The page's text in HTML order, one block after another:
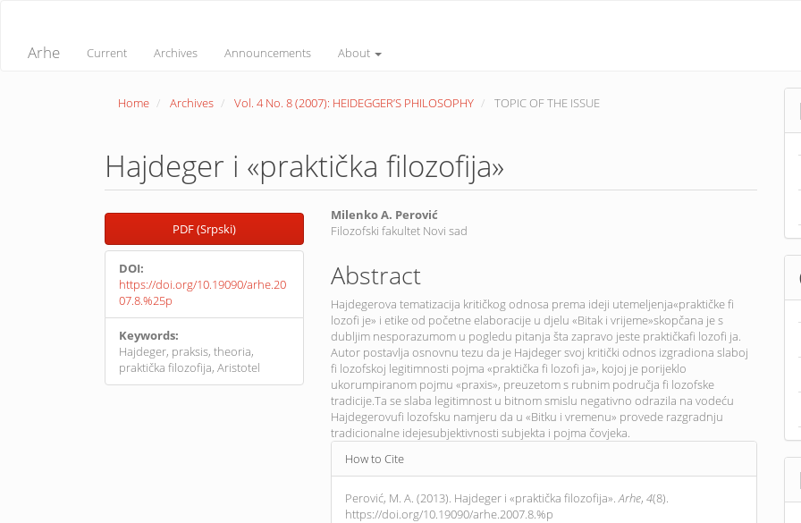
Arhe Current Archives Announcements About
Home Archives Vol. 4 No. 8 (2007): HEIDEGGER’S PHILOSOPHY TOPIC OF THE ISSUE
Hajdeger i «praktička filozofija»
Article
SidebarPDF (Srpski)
DOI:
https://doi.org/10.19090/arhe.20
07.8.%25p
Keywords:
Hajdeger, praksis, theoria,
praktička filozofija, Aristotel
Main
Article
Content
Milenko A. Perović
Filozofski fakultet Novi sad
Abstract
Hajdegerova tematizacija kritičkog odnosa prema ideji utemeljenja«praktičke fi
lozofi je» i etike od početne elaboracije u djelu «Bitak i vrijeme»skopčana je s
dubljim nesporazumom u pogledu pitanja šta zapravo jeste praktičkafi lozofi ja.
Autor postavlja osnovnu tezu da je Hajdeger svoj kritički odnos izgradiona slaboj
fi lozofskoj legitimnosti pojma «praktička fi lozofi ja», kojoj je porijeklo
ukorumpiranom pojmu «praxis», preuzetom s rubnim područja fi lozofske
tradicije.Ta se slaba legitimnost u bitnom smislu negativno odrazila na vodeću
Hajdegerovufi lozofsku namjeru da u «Bitku i vremenu» provede razgradnju
tradicionalne idejesubjektivnosti subjekta i pojma čovjeka.
Article
Details
How to Cite
Perović, M. A. (2013). Hajdeger i «praktička filozofija».Arhe,4(8).
https://doi.org/10.19090/arhe.2007.8.%p